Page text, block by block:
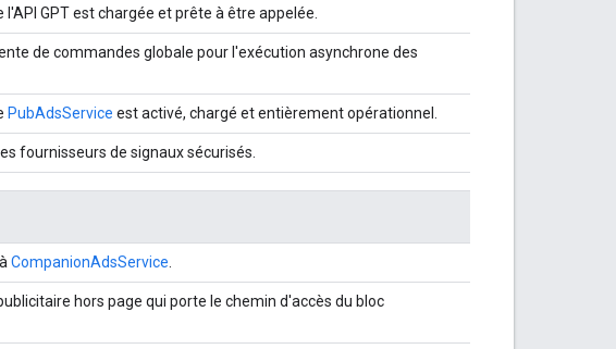
GPT est chargée et prête à être appelée.
de commandes globale pour l'exécution asynchrone des
PubAdsService est activé, chargé et entièrement opérationnel.
fournisseurs de signaux sécurisés.
CompanionAdsService
hors page qui porte le chemin d'accès du bloc